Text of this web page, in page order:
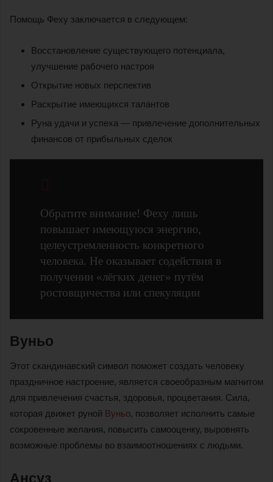
Помощь Феху заключается в следующем:
Восстановление существующего потенциала,
улучшение рабочего настроя
Открытие новых перспектив
Раскрытие имеющихся талантов
Руна удачи и успеха — привлечение дополнительных
финансов от прибыльных сделок
Обратите внимание! Феху лишь
повышает имеющуюся энергию,
целеустремленность конкретного
человека. Не оказывает содействия в
получении «лёгких денег» путём
ростовщичества или спекуляции
Вуньо
Этот скандинавский символ поможет создать человеку
праздничное настроение, является своеобразным магнитом
для привлечения счастья, здоровья, процветания. Сила,
которая движет руной Вуньо, позволяет исполнить самые
сокровенные желания, повысить самооценку, выровнять
возможные проблемы во взаимоотношениях с людьми.
Ансуз